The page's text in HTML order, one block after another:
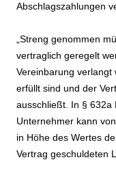
Abschlagszahlungen
„Streng genommen
vertraglich geregelt
Vereinbarung
erfüllt sind und der
ausschließt. In § 632a
Unternehmer kann
in Höhe des Wertes
Vertrag geschuldeten